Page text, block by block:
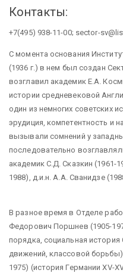
Контакты:
+7(495) 938-11-00; sector-
С момента основания
(1936 г.) в нем был создан
возглавил академик Е.А.
истории средневековой
один из немногих советских
эрудиция, компетентность и
вызывали сомнений у
последовательно
академик С.Д. Сказкин (1961-
1988), д.и.н. А.А. Сванидзе
В разное время в Отделе
Федорович Поршнев (1905-
порядка, социальная
движений, классовой
1975) (история Германии XV-